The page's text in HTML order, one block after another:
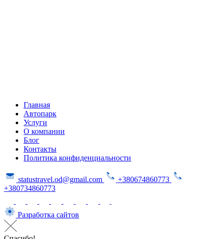
Главная
Автопарк
Услуги
О компании
Блог
Контакты
Политика конфиденциальности
statustravel.od@gmail.com
+380674860773
+380734860773
Разработка сайтов